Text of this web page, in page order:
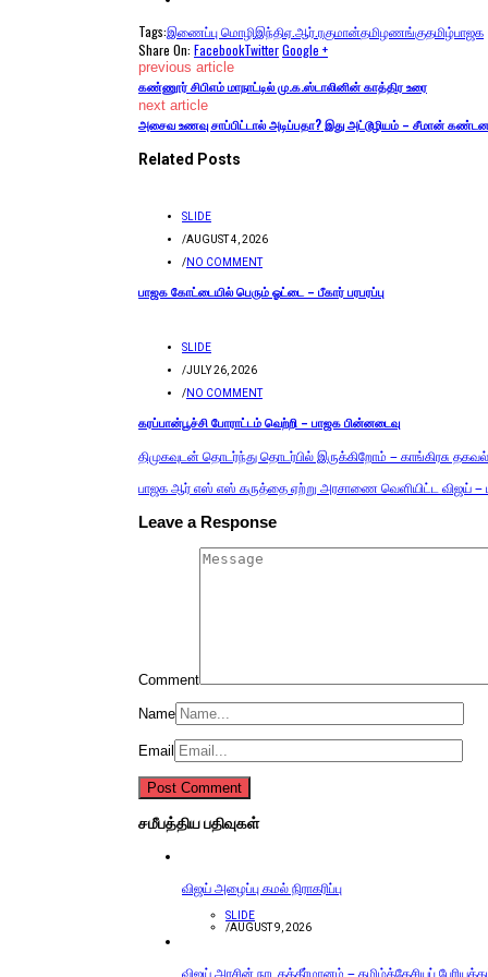
Tags:இணைப்பு மொழிஇந்திஏ.ஆர்.ரகுமான்தமிழணங்குதமிழ்பாஜக
Share On: FacebookTwitterGoogle +
previous article
கண்ணூர் சிபிஎம் மாநாட்டில் மு.க.ஸ்டாலினின் காத்திர உரை
next article
அசைவ உணவு சாப்பிட்டால் அடிப்பதா? இது அட்டூழியம் – சீமான்
Related Posts
SLIDE
/AUGUST 4, 2026
/NO COMMENT
பாஜக கோட்டையில் பெரும் ஓட்டை – பீகார் பரபரப்பு
SLIDE
/JULY 26, 2026
/NO COMMENT
கரப்பான்பூச்சி போராட்டம் வெற்றி – பாஜக பின்னடைவு
திமுகவுடன் தொடர்ந்து தொடர்பில் இருக்கிறோம் – காங்கிரசு தகவல்
பாஜக ஆர் எஸ் எஸ் கருத்தை ஏற்று அரசாணை வெளியிட்ட விஜய் –
Leave a Response
Comment
Name
Email
சமீபத்திய பதிவுகள்
விஜய் அழைப்பு கமல் நிராகரிப்பு
SLIDE
/AUGUST 9, 2026
விஜய் அரசின் நாடகத்தீர்மானம் – தமிழ்த்தேசியப்